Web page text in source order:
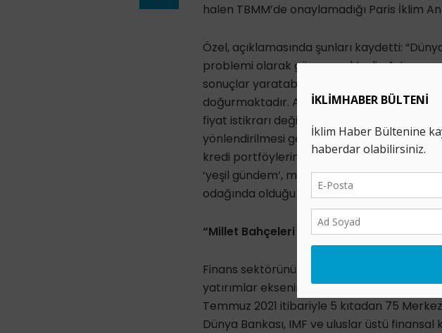
halen TBMM’de onaylamadığı Paris İklim
Özel, açıklamasında şunları kaydetti:
problemi olarak görmemektedir. Artan
sonuçlar yaratabilmektedir. İklim
doğurmaktadır. Avrupa Merkez Bankası
fiyat istikrarı değil yeşil finans, yeşil merkez
yönlendirilmesi gerektiğini ifade ederken
kredi portföylerinin karbon ayak izini
‘yeşil gündem’, maalesef ülkemiz gibi
odağında olduğu bir ülkede tartışılamıyor.
“Millet Bahçeleri Yaparak İklim
Finans sektörünün yeşil eksene çekilmesi
yatırımlar ekseninde sürdürülebilir bir
Temmuz 2021 itibariyle 5 kıtadan 75
Dünya Bankası, IMF ve uluslar üstü